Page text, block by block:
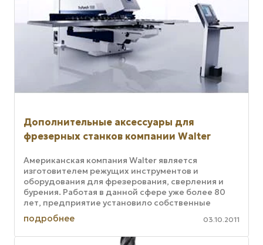
Дополнительные аксессуары для
фрезерных станков компании Walter
Американская компания Walter является
изготовителем режущих инструментов и
оборудования для фрезерования, сверления и
бурения. Работая в данной сфере уже более 80
лет, предприятие установило собственные
стандарты и традиции производства на рынке ...
подробнее 03.10.2011